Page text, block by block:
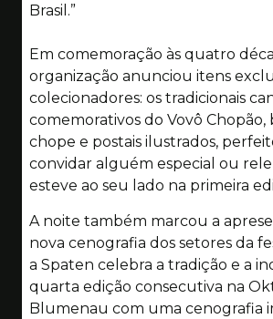
Brasil.”
Em comemoração às quatro
organização anunciou itens
colecionadores: os tradicionais
comemorativos do Vovô Chopão,
chope e postais ilustrados,
convidar alguém especial ou
esteve ao seu lado na primeira
A noite também marcou a
nova cenografia dos setores da
a Spaten celebra a tradição e a
quarta edição consecutiva na
Blumenau com uma cenografia